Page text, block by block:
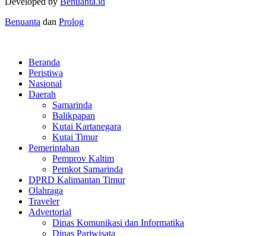
Benuanta dan Prolog
Beranda
Peristiwa
Nasional
Daerah
Samarinda
Balikpapan
Kutai Kartanegara
Kutai Timur
Pemerintahan
Pemprov Kaltim
Pemkot Samarinda
DPRD Kalimantan Timur
Olahraga
Traveler
Advertorial
Dinas Komunikasi dan Informatika
Dinas Pariwisata